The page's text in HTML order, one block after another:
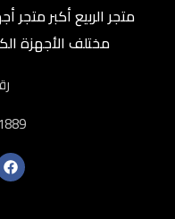
متجر الربيع أكبر
مختلف الأجهزة